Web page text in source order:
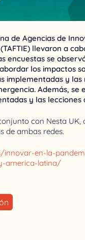
de Agencias de
llevaron a
encuestas se
los impactos
implementadas y
Además, se
y las lecciones
con Nesta UK,
de ambas redes.
en-la-
america-latina/